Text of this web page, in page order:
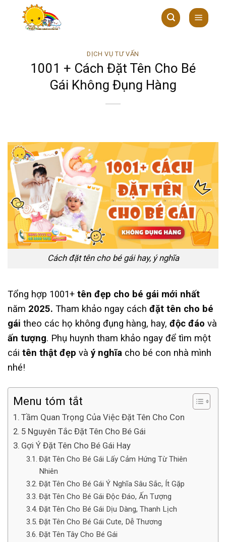
DỊCH VỤ TƯ VẤN
1001 + Cách Đặt Tên Cho Bé
Gái Không Đụng Hàng
Cách đặt tên cho bé gái hay, ý nghĩa
Tổng hợp 1001+ tên đẹp cho bé gái mới nhất
năm 2025. Tham khảo ngay cách đặt tên cho bé
gái theo các họ không đụng hàng, hay, độc đáo và
ấn tượng. Phụ huynh tham khảo ngay để tìm một
cái tên thật đẹp và ý nghĩa cho bé con nhà mình
nhé!
Menu tóm tắt
Tầm Quan Trọng Của Việc Đặt Tên Cho Con
5 Nguyên Tắc Đặt Tên Cho Bé Gái
Gợi Ý Đặt Tên Cho Bé Gái Hay
Đặt Tên Cho Bé Gái Lấy Cảm Hứng Từ Thiên
Nhiên
Đặt Tên Cho Bé Gái Ý Nghĩa Sâu Sắc, Ít Gặp
Đặt Tên Cho Bé Gái Độc Đáo, Ấn Tượng
Đặt Tên Cho Bé Gái Dịu Dàng, Thanh Lịch
Đặt Tên Cho Bé Gái Cute, Dễ Thương
Đặt Tên Tây Cho Bé Gái